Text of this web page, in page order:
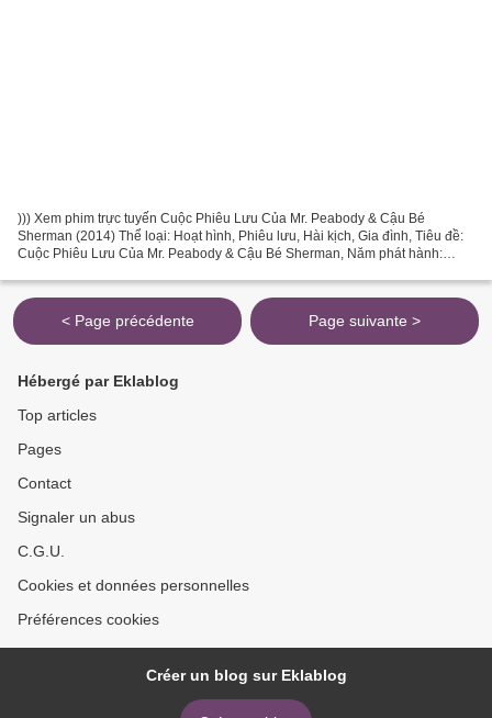
))) Xem phim trực tuyến Cuộc Phiêu Lưu Của Mr. Peabody & Cậu Bé
Sherman (2014) Thể loại: Hoạt hình, Phiêu lưu, Hài kịch, Gia đình, Tiêu đề:
Cuộc Phiêu Lưu Của Mr. Peabody & Cậu Bé Sherman, Năm phát hành:
< Page précédente Page suivante >
Hébergé par Eklablog
Top articles
Pages
Contact
Signaler un abus
C.G.U.
Cookies et données personnelles
Préférences cookies
Créer un blog sur Eklablog